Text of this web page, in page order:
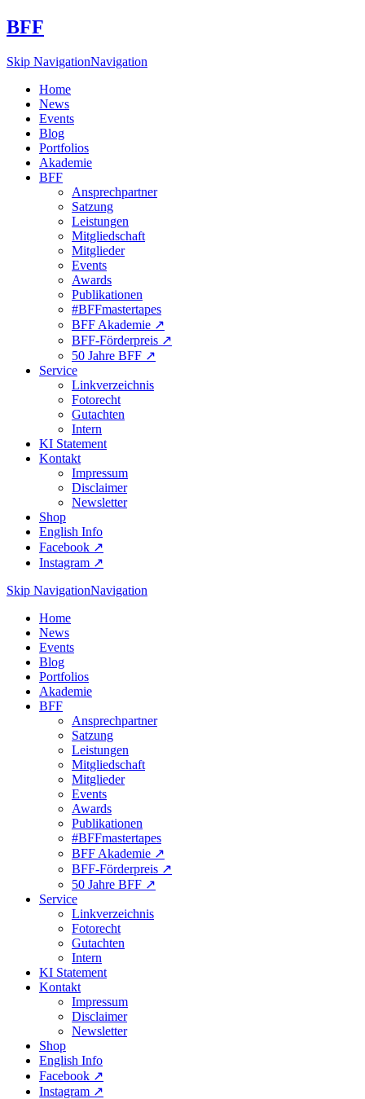
BFF
Skip NavigationNavigation
Home
News
Events
Blog
Portfolios
Akademie
BFF
Ansprechpartner
Satzung
Leistungen
Mitgliedschaft
Mitglieder
Events
Awards
Publikationen
#BFFmastertapes
BFF Akademie ↗︎
BFF-Förderpreis ↗︎
50 Jahre BFF ↗︎
Service
Linkverzeichnis
Fotorecht
Gutachten
Intern
KI Statement
Kontakt
Impressum
Disclaimer
Newsletter
Shop
English Info
Facebook ↗︎
Instagram ↗︎
Skip NavigationNavigation
Home
News
Events
Blog
Portfolios
Akademie
BFF
Ansprechpartner
Satzung
Leistungen
Mitgliedschaft
Mitglieder
Events
Awards
Publikationen
#BFFmastertapes
BFF Akademie ↗︎
BFF-Förderpreis ↗︎
50 Jahre BFF ↗︎
Service
Linkverzeichnis
Fotorecht
Gutachten
Intern
KI Statement
Kontakt
Impressum
Disclaimer
Newsletter
Shop
English Info
Facebook ↗︎
Instagram ↗︎